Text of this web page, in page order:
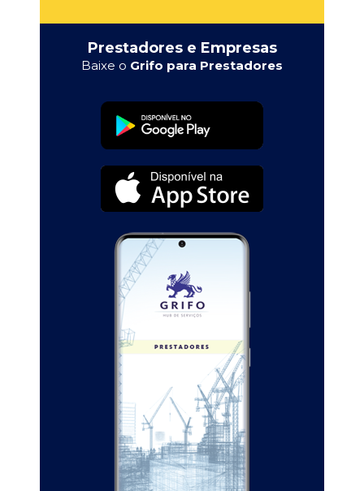
Prestadores e Empresas
Baixe o Grifo para Prestadores